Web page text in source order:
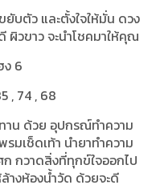
บตัว และตั้งใจให้มั่น ดวง
วขาว จะนำโชคมาให้คุณ
ง 6
, 74 , 68
าน ด้วย อุปกรณ์ทำความ
มเช็ดเท้า นำยาทำความ
ก กวาดสิ่งที่ทุกข์ใจออกไป
ล้างห้องน้ำวัด ด้วยจะดี